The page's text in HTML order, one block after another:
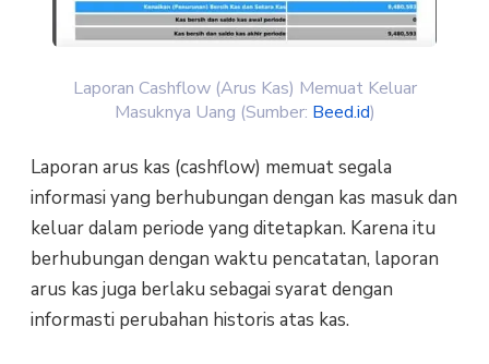
Laporan Cashflow (Arus Kas) Memuat Keluar
Masuknya Uang (Sumber: Beed.id)
Laporan arus kas (cashflow) memuat segala
informasi yang berhubungan dengan kas masuk dan
keluar dalam periode yang ditetapkan. Karena itu
berhubungan dengan waktu pencatatan, laporan
arus kas juga berlaku sebagai syarat dengan
informasti perubahan historis atas kas.